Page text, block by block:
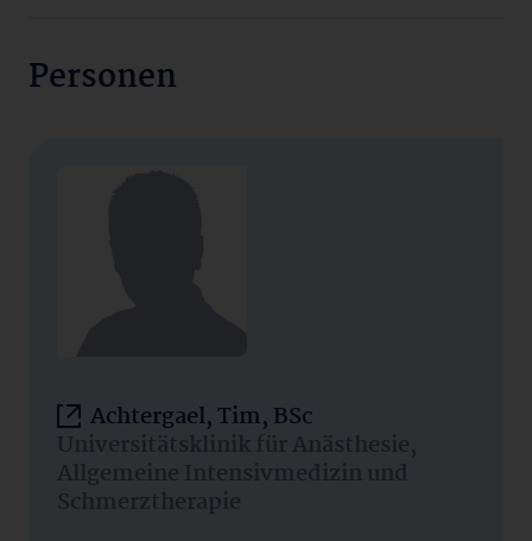
Personen
Achtergael, Tim, BSc
Universitätsklinik für Anästhesie,
Allgemeine Intensivmedizin und
Schmerztherapie